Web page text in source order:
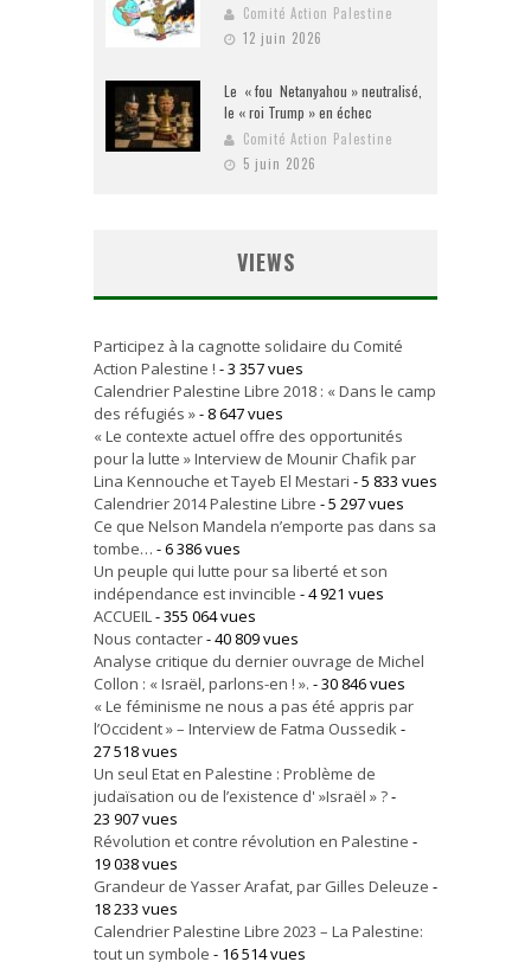
Comité Action Palestine
12 juin 2026
Le « fou Netanyahou » neutralisé,
le « roi Trump » en échec
Comité Action Palestine
5 juin 2026
VIEWS
Participez à la cagnotte solidaire du Comité
Action Palestine ! - 3 357 vues
Calendrier Palestine Libre 2018 : « Dans le camp
des réfugiés »- 8 647 vues
« Le contexte actuel offre des opportunités
pour la lutte » Interview de Mounir Chafik par
Lina Kennouche et Tayeb El Mestari - 5 833 vues
Calendrier 2014 Palestine Libre - 5 297 vues
Ce que Nelson Mandela n’emporte pas dans sa
tombe… - 6 386 vues
Un peuple qui lutte pour sa liberté et son
indépendance est invincible - 4 921 vues
ACCUEIL- 355 064 vues
Nous contacter- 40 809 vues
Analyse critique du dernier ouvrage de Michel
Collon : « Israël, parlons-en ! ». - 30 846 vues
« Le féminisme ne nous a pas été appris par
l’Occident » – Interview de Fatma Oussedik-
27 518 vues
Un seul Etat en Palestine : Problème de
judaïsation ou de l’existence d' »Israël » ?-
23 907 vues
Révolution et contre révolution en Palestine -
19 038 vues
Grandeur de Yasser Arafat, par Gilles Deleuze -
18 233 vues
Calendrier Palestine Libre 2023 – La Palestine:
tout un symbole - 16 514 vues